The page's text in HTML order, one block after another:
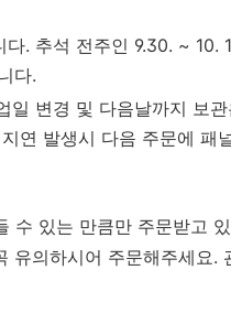
. 추석 전주인 9.30. ~
다.
일 변경 및 다음날까지 보
연 발생시 다음 주문에 패
수 있는 만큼만 주문받고
유의하시어 주문해주세요